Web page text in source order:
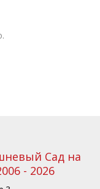
Сад на
- 2026